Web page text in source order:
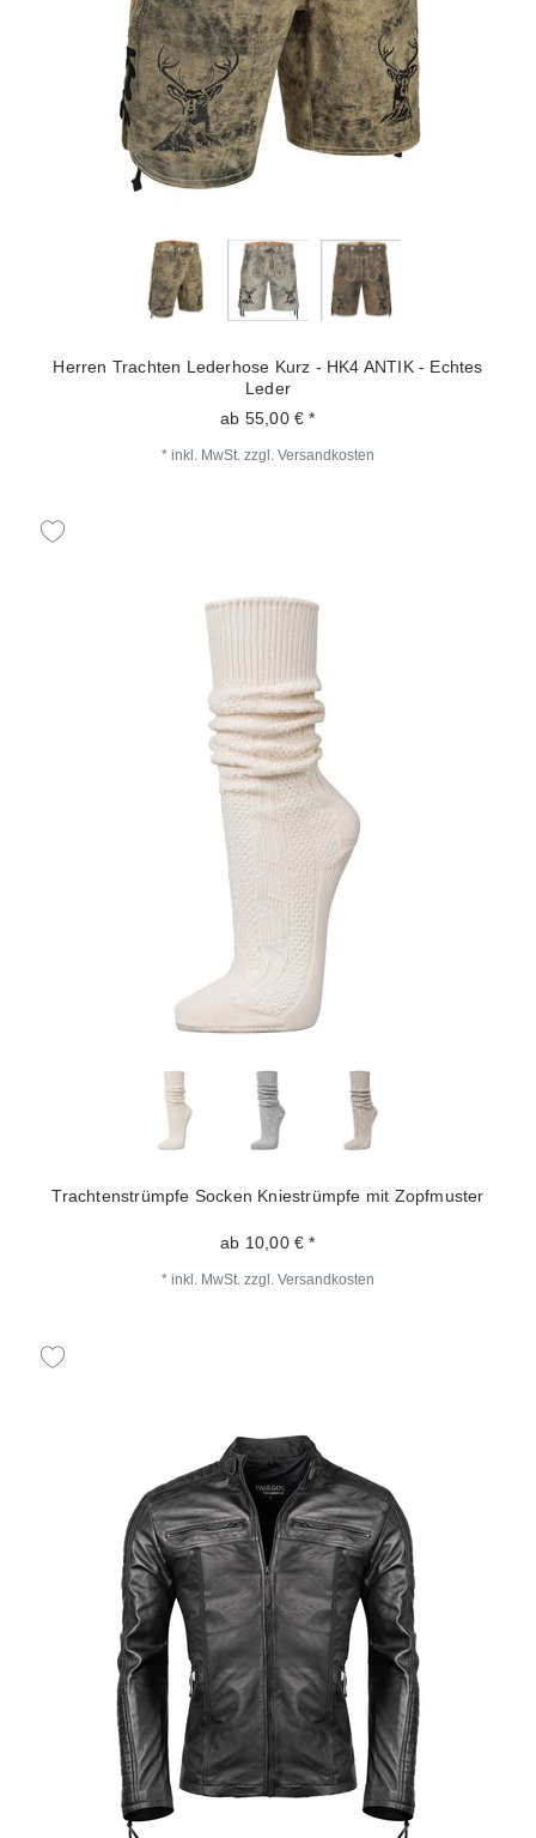
Herren Trachten Lederhose Kurz - HK4 ANTIK - Echtes
Leder
ab 55,00 € *
* inkl. MwSt. zzgl. Versandkosten
Trachtenstrümpfe Socken Kniestrümpfe mit Zopfmuster
ab 10,00 € *
* inkl. MwSt. zzgl. Versandkosten